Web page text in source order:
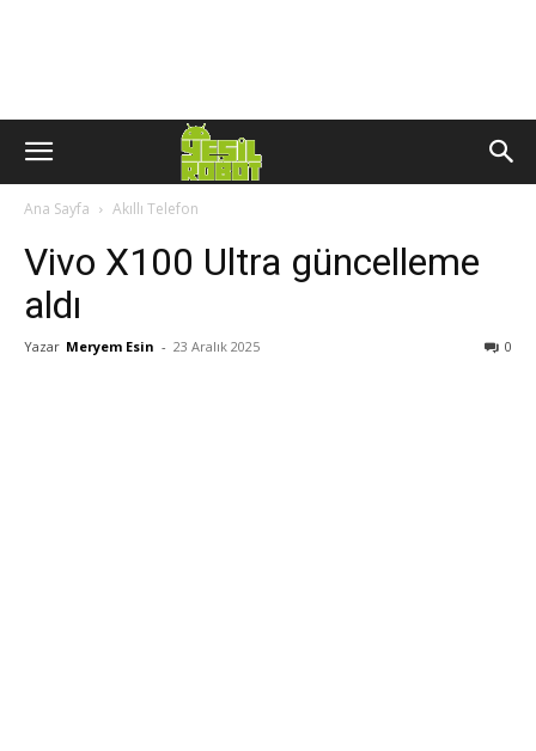
Ana Sayfa Akıllı Telefon
Vivo X100 Ultra güncelleme
aldı
Yazar Meryem Esin - 23 Aralık 2025 0